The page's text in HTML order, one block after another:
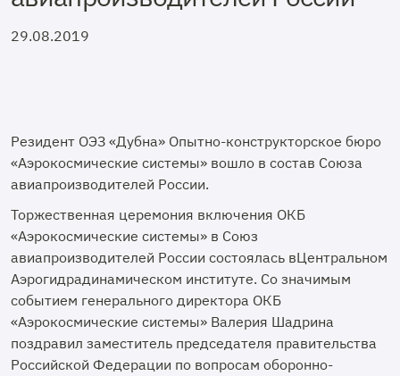
29.08.2019
Резидент ОЭЗ «Дубна» Опытно-конструкторское бюро
«Аэрокосмические системы» вошло в состав Союза
авиапроизводителей России.
Торжественная церемония включения ОКБ
«Аэрокосмические системы» в Союз
авиапроизводителей России состоялась вЦентральном
Аэрогидрадинамическом институте. Со значимым
событием генерального директора ОКБ
«Аэрокосмические системы» Валерия Шадрина
поздравил заместитель председателя правительства
Российской Федерации по вопросам оборонно-